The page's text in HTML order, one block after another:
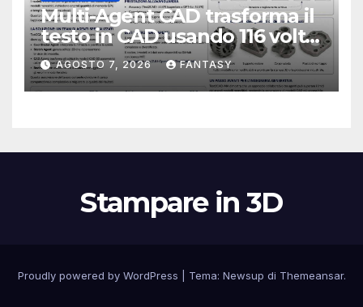
Multi-Agent CAD trasforma il
testo in CAD usando 116 volte
meno token
AGOSTO 7, 2026 FANTASY
Stampare in 3D
Proudly powered by WordPress Tema: Newsup di Themeansar.